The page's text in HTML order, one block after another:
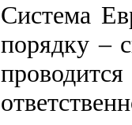
Система
порядку –